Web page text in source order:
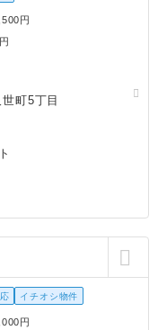
円
町5丁目
イチオシ物件
円